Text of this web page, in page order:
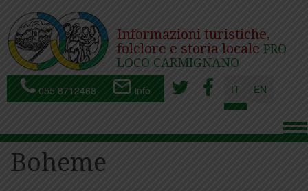
Informazioni turistiche,
folclore e storia locale PRO
LOCO CARMIGNANO
055 8712468 info IT EN
Boheme